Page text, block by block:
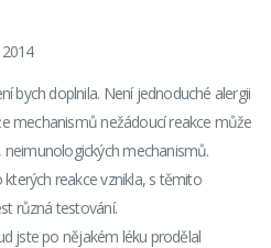
2014
bych doplnila. Není jednoduché alergii
mechanismů nežádoucí reakce může
mechanismů.
reakce vznikla, s těmito
různá testování.
jste po nějakém léku prodělal